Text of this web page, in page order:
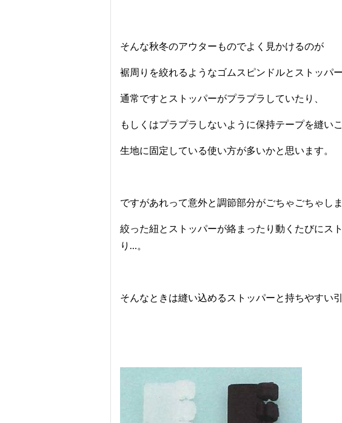
そんな秋冬のアウターものでよく見かけるのが
裾周りを絞れるようなゴムスピンドルとストッパ
通常ですとストッパーがプラプラしていたり、
もしくはプラプラしないように保持テープを縫い
生地に固定している使い方が多いかと思います。
ですがあれって意外と調節部分がごちゃごちゃし
絞った紐とストッパーが絡まったり動くたびにス
り…。
そんなときは縫い込めるストッパーと持ちやすい